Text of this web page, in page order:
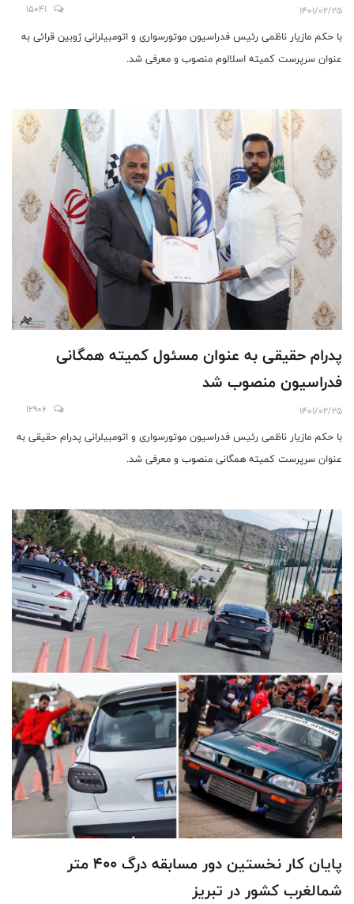
1401/02/25
15041
با حکم مازیار ناظمی رئیس فدراسیون موتورسواری و اتومبیلرانی ژوبین قرائی به
عنوان سرپرست کمیته اسلالوم منصوب و معرفی شد.
پدرام حقیقی به عنوان مسئول کمیته همگانی
فدراسیون منصوب شد
1401/02/25
12906
با حکم مازیار ناظمی رئیس فدراسیون موتورسواری و اتومبیلرانی پدرام حقیقی به
عنوان سرپرست کمیته همگانی منصوب و معرفی شد.
پایان کار نخستین دور مسابقه درگ ۴۰۰ متر
شمالغرب کشور در تبریز